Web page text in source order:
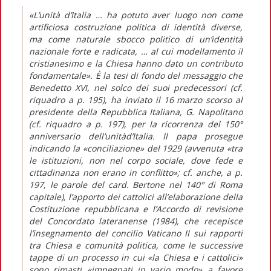
«L’unità d’Italia … ha potuto aver luogo non come
artificiosa costruzione politica di identità diverse,
ma come naturale sbocco politico di un’identità
nazionale forte e radicata, … al cui modellamento il
cristianesimo e la Chiesa hanno dato un contributo
fondamentale». È la tesi di fondo del messaggio che
Benedetto XVI, nel solco dei suoi predecessori (cf.
riquadro a p. 195), ha inviato il 16 marzo scorso al
presidente della Repubblica Italiana, G. Napolitano
(cf. riquadro a p. 197), per la ricorrenza del 150°
anniversario dell’unitàd’Italia. Il papa prosegue
indicando la «conciliazione» del 1929 (avvenuta «tra
le istituzioni, non nel corpo sociale, dove fede e
cittadinanza non erano in conflitto»; cf. anche, a p.
197, le parole del card. Bertone nel 140° di Roma
capitale), l’apporto dei cattolici all’elaborazione della
Costituzione repubblicana e l’Accordo di revisione
del Concordato lateranense (1984), che recepisce
l’insegnamento del concilio Vaticano II sui rapporti
tra Chiesa e comunità politica, come le successive
tappe di un processo in cui «la Chiesa e i cattolici»